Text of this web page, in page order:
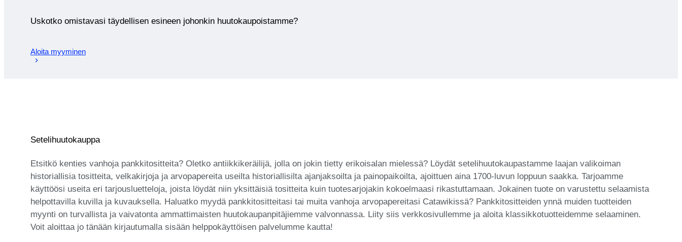
Uskotko omistavasi täydellisen esineen johonkin huutokaupoistamme?
Aloita myyminen
Setelihuutokauppa
Etsitkö kenties vanhoja pankkitositteita? Oletko antiikkikeräilijä, jolla on jokin tietty erikoisalan mielessä? Löydät setelihuutokaupastamme laajan valikoiman
historiallisia tositteita, velkakirjoja ja arvopapereita useilta historiallisilta ajanjaksoilta ja painopaikoilta, ajoittuen aina 1700-luvun loppuun saakka. Tarjoamme
käyttöösi useita eri tarjousluetteloja, joista löydät niin yksittäisiä tositteita kuin tuotesarjojakin kokoelmaasi rikastuttamaan. Jokainen tuote on varustettu selaamista
helpottavilla kuvilla ja kuvauksella. Haluatko myydä pankkitositteitasi tai muita vanhoja arvopapereitasi Catawikissä? Pankkitositteiden ynnä muiden tuotteiden
myynti on turvallista ja vaivatonta ammattimaisten huutokaupanpitäjiemme valvonnassa. Liity siis verkkosivullemme ja aloita klassikkotuotteidemme selaaminen.
Voit aloittaa jo tänään kirjautumalla sisään helppokäyttöisen palvelumme kautta!